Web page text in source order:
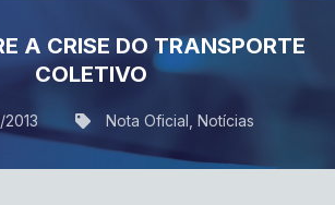
A CRISE DO TRANSPORTE
COLETIVO
Nota Oficial Notícias